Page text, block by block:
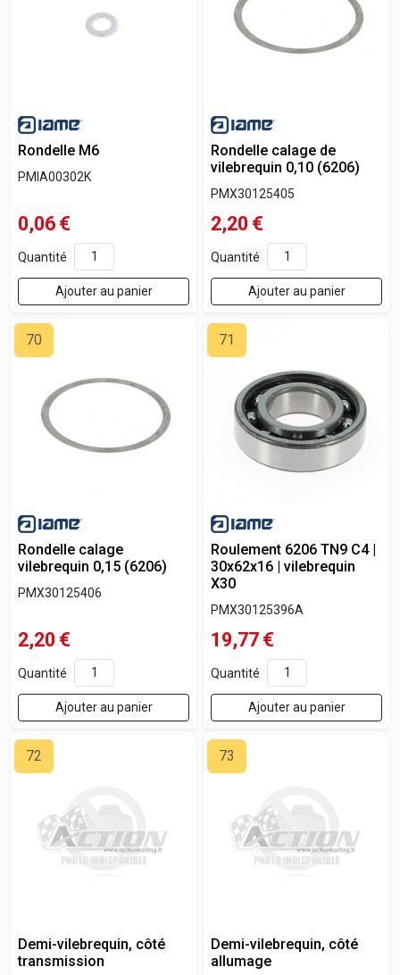
Rondelle M6
PMIA00302K
0,06 €
Quantité
Ajouter au panier
Rondelle calage de
vilebrequin 0,10 (6206)
PMX30125405
2,20 €
Quantité
Ajouter au panier
70
Rondelle calage
vilebrequin 0,15 (6206)
PMX30125406
2,20 €
Quantité
Ajouter au panier
71
Roulement 6206 TN9 C4 |
30x62x16 | vilebrequin
X30
PMX30125396A
19,77 €
Quantité
Ajouter au panier
72
Demi-vilebrequin, côté
transmission
73
Demi-vilebrequin, côté
allumage